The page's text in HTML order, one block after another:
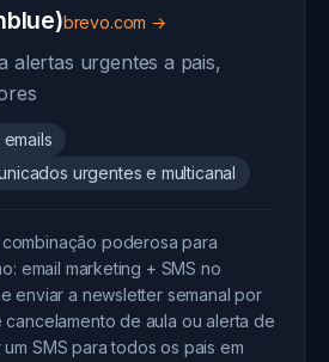
brevo.com →
alertas urgentes a pais,
urgentes e multicanal
poderosa para
email marketing + SMS no
enviar a newsletter semanal por
cancelamento de aula ou alerta de
SMS para todos os pais em